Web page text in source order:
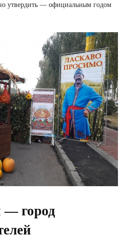
утвердить — официальным годом
город